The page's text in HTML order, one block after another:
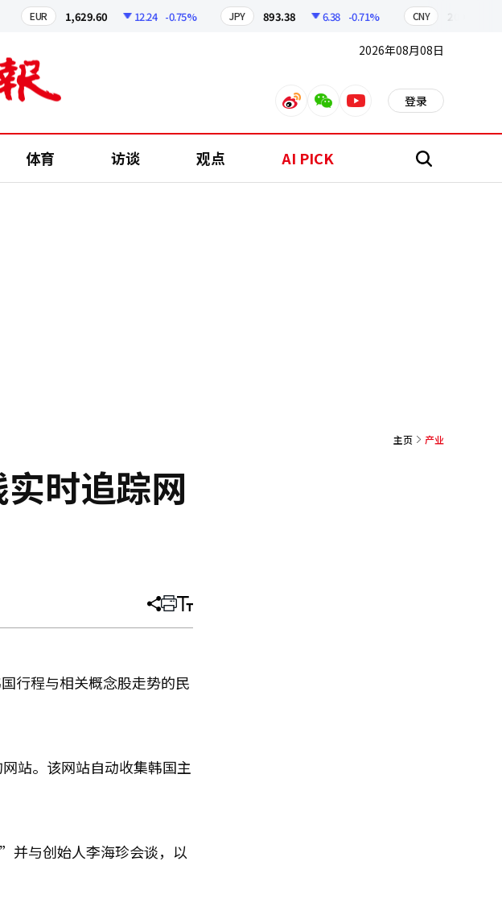
EUR 1,629.60 12.24 -0.75% JPY 893.38 6.38 -0.71% CNY 209.17
2026年08月08日
weiboweixinyoutube 登录
体育 访谈 观点 AI PICK 搜
主页 产业
时追踪网
分
文
打 调
大
行程与相关概念股走势的民
站。该网站自动收集韩国主
并与创始人李海珍会谈，以